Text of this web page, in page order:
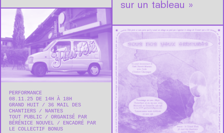
sur un tableau »
PERFORMANCE
08.11.25 DE 14H À 18H
GRAND HUIT
36 MAIL DES
CHANTIERS
NANTES
TOUT PUBLIC
ORGANISÉ PAR
BÉRÉNICE NOUVEL
ENCADRÉ PAR
LE COLLECTIF BONUS